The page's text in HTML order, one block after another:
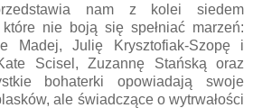
nam z kolei siedem
nie boją się spełniać marzeń:
Madej, Julię Krysztofiak-Szopę i
Scisel, Zuzannę Stańską oraz
bohaterki opowiadają swoje
ale świadczące o wytrwałości